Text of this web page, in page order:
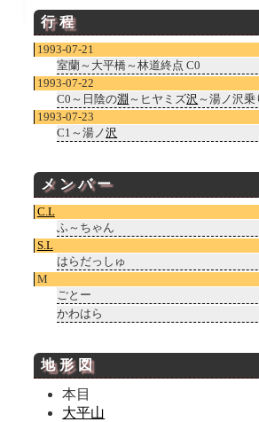
行程
1993-07-21
室蘭～大平橋～林道終点 C0
1993-07-22
C0～日陰の淵 ～ヒヤミズ沢 ～湯ノ沢乗
1993-07-23
C1～湯ノ沢
メンバー
C.L
ふ～ちゃん
S.L
はらだっしゅ
M
ごとー
かわはら
地形 図
本目
大平山